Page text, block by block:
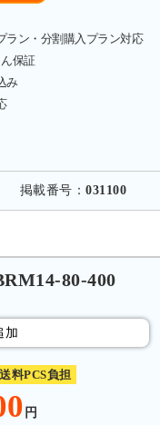
ラン・分割購入プラン対応
保証
み
掲載番号：031100
80-400
加
送料PCS負担
円